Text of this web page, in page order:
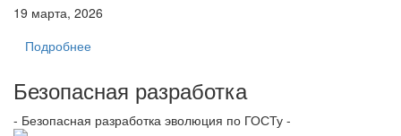
19 марта, 2026
Подробнее
Безопасная разработка
- Безопасная разработка эволюция по ГОСТу -